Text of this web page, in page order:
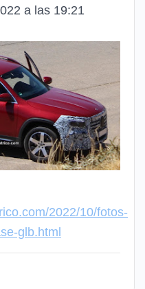
a las 19:21
2022/10/fotos-
glb.html